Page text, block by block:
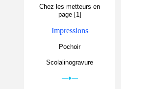
Chez les metteurs en
page [1]
Impressions
Pochoir
Scolalinogravure
—♦—